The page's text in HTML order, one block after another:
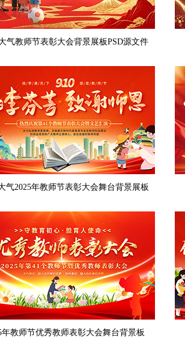
气教师节表彰大会背景展板PSD源文件
气2025年教师节表彰大会舞台背景展板
年教师节优秀教师表彰大会舞台背景板